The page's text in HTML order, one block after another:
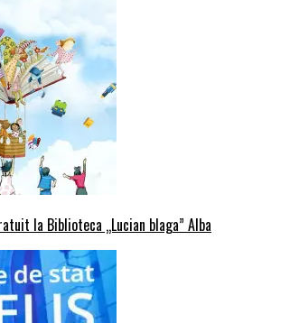
la Biblioteca „Lucian blaga” Alba